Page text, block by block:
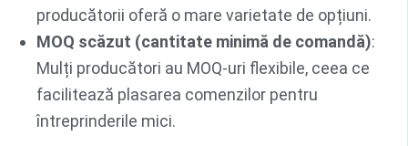
producătorii oferă o mare varietate de opțiuni.
MOQ scăzut (cantitate minimă de comandă):
Mulți producători au MOQ-uri flexibile, ceea ce
facilitează plasarea comenzilor pentru
întreprinderile mici.